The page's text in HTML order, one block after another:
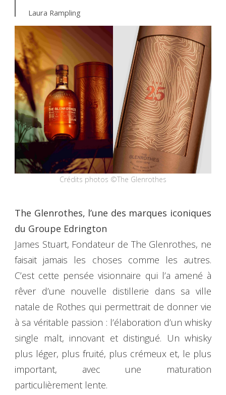
Laura Rampling
Crédits photos ©The Glenrothes
The Glenrothes, l’une des marques iconiques
du Groupe Edrington
James Stuart, Fondateur de The Glenrothes, ne
faisait jamais les choses comme les autres.
C’est cette pensée visionnaire qui l’a amené à
rêver d’une nouvelle distillerie dans sa ville
natale de Rothes qui permettrait de donner vie
à sa véritable passion : l’élaboration d’un whisky
single malt, innovant et distingué. Un whisky
plus léger, plus fruité, plus crémeux et, le plus
important, avec une maturation
particulièrement lente.